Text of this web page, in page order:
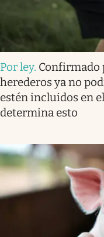
Por ley. Confirmado
herederos ya no
estén incluidos en
determina esto